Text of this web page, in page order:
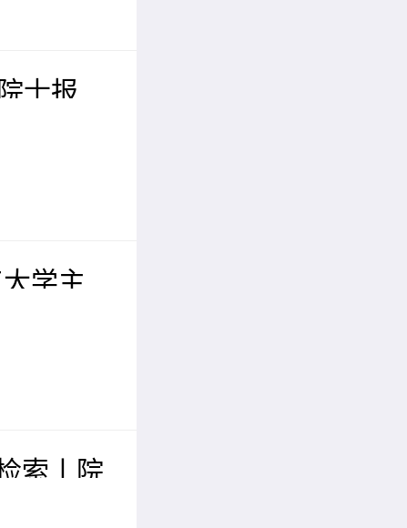
士报
进材料
学主
与人
索丨院
代化